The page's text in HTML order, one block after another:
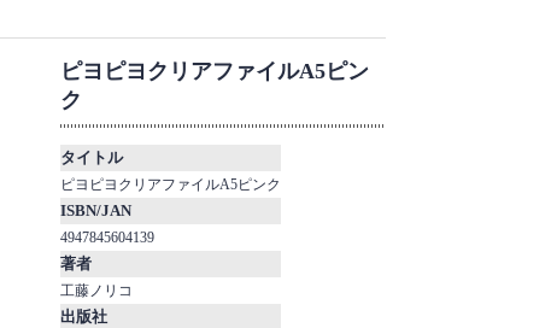
ピヨピヨクリアファイルA5ピン
ク
タイトル
ピヨピヨクリアファイルA5ピンク
ISBN/JAN
4947845604139
著者
工藤ノリコ
出版社